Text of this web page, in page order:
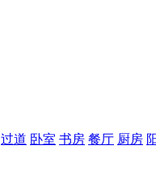
过道 卧室 书房 餐厅 厨房